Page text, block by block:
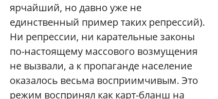
ярчайший, но давно уже не
единственный пример таких репрессий).
Ни репрессии, ни карательные законы
по-настоящему массового возмущения
не вызвали, а к пропаганде население
оказалось весьма восприимчивым. Это
режим воспринял как карт-бланш на